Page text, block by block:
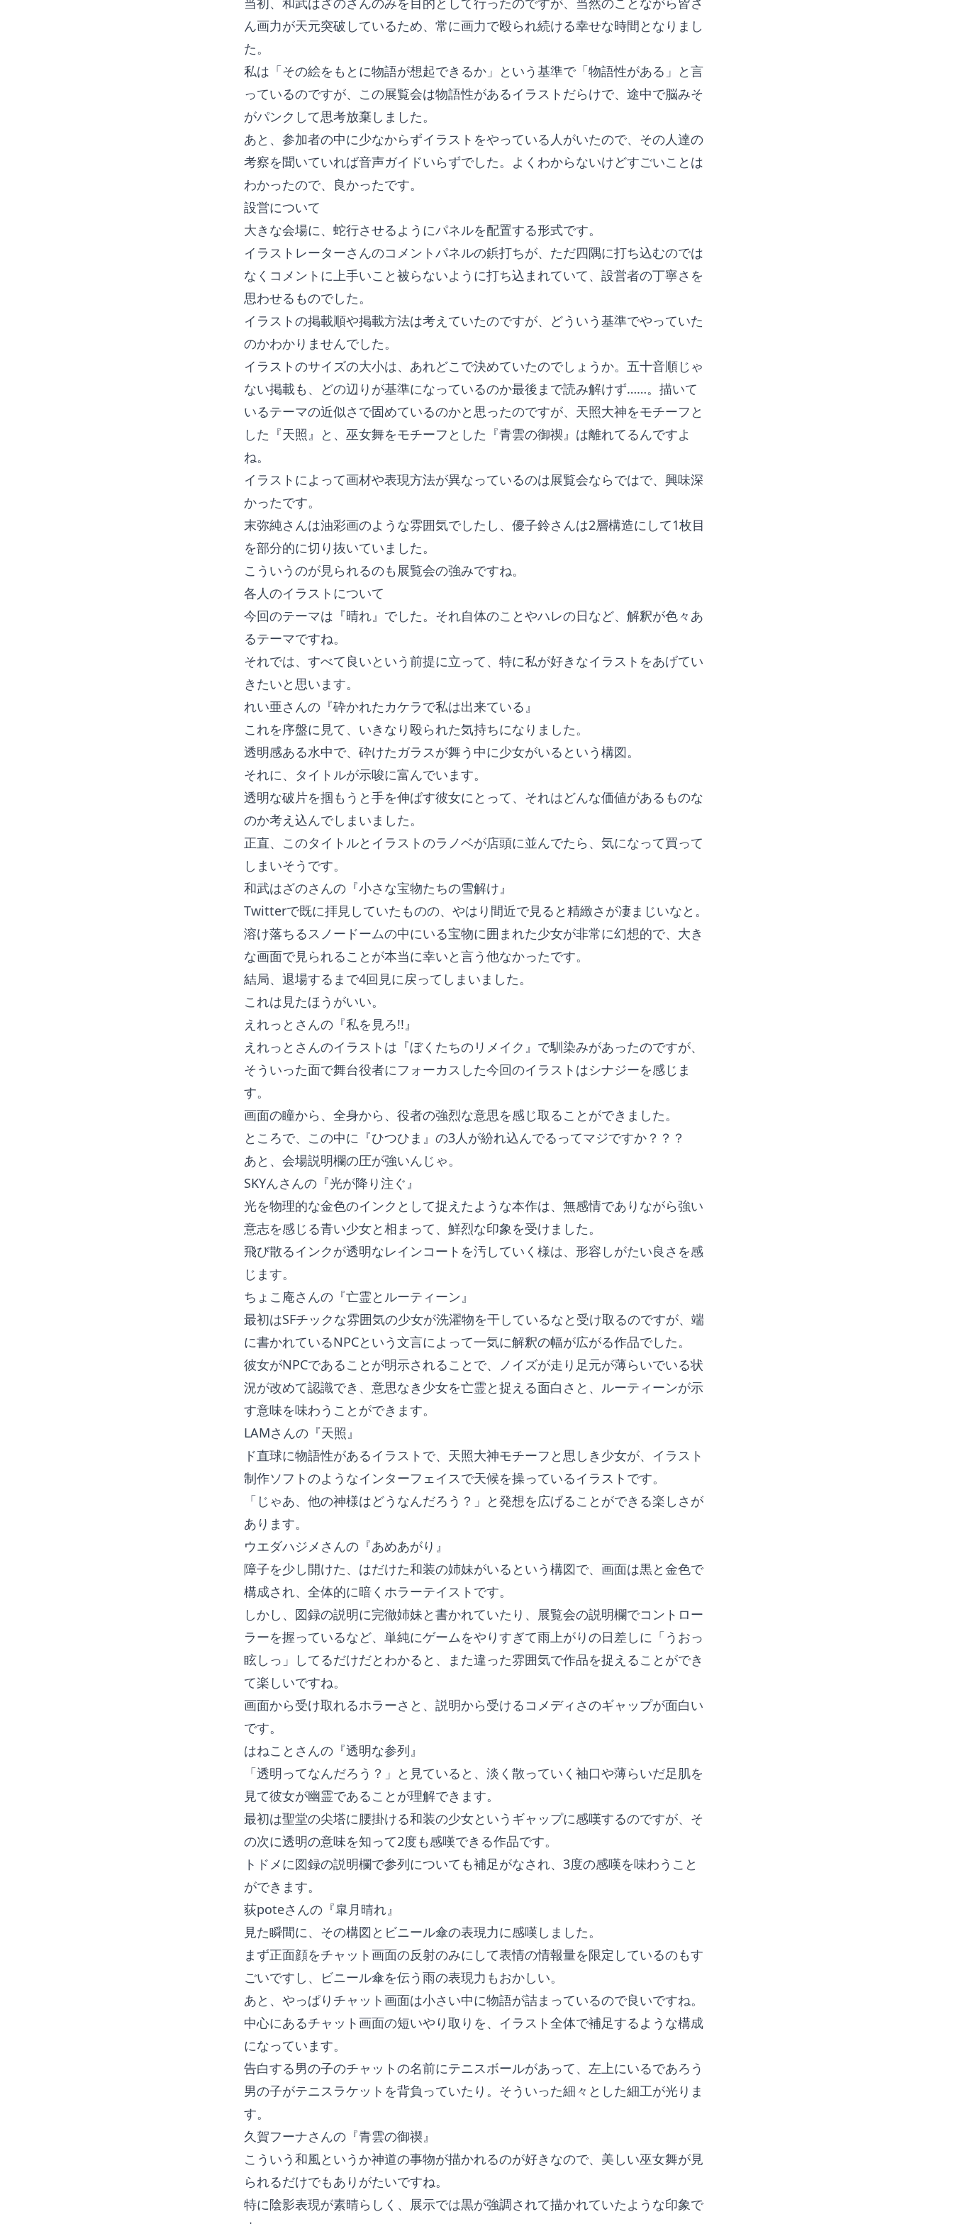
ん画力が天元突破しているため、常に画力で殴られ続ける幸せな時間となりまし
た。
私は「その絵をもとに物語が想起できるか」という基準で「物語性がある」と言
っているのですが、この展覧会は物語性があるイラストだらけで、途中で脳みそ
がパンクして思考放棄しました。
あと、参加者の中に少なからずイラストをやっている人がいたので、その人達の
考察を聞いていれば音声ガイドいらずでした。よくわからないけどすごいことは
わかったので、良かったです。
設営について
大きな会場に、蛇行させるようにパネルを配置する形式です。
イラストレーターさんのコメントパネルの鋲打ちが、ただ四隅に打ち込むのでは
なくコメントに上手いこと被らないように打ち込まれていて、設営者の丁寧さを
思わせるものでした。
イラストの掲載順や掲載方法は考えていたのですが、どういう基準でやっていた
のかわかりませんでした。
イラストのサイズの大小は、あれどこで決めていたのでしょうか。五十音順じゃ
ない掲載も、どの辺りが基準になっているのか最後まで読み解けず……。描いて
いるテーマの近似さで固めているのかと思ったのですが、天照大神をモチーフと
した『天照』と、巫女舞をモチーフとした『青雲の御禊』は離れてるんですよ
ね。
イラストによって画材や表現方法が異なっているのは展覧会ならではで、興味深
かったです。
末弥純さんは油彩画のような雰囲気でしたし、優子鈴さんは2層構造にして1枚目
を部分的に切り抜いていました。
こういうのが見られるのも展覧会の強みですね。
各人のイラストについて
今回のテーマは『晴れ』でした。それ自体のことやハレの日など、解釈が色々あ
るテーマですね。
それでは、すべて良いという前提に立って、特に私が好きなイラストをあげてい
きたいと思います。
れい亜さんの『砕かれたカケラで私は出来ている』
これを序盤に見て、いきなり殴られた気持ちになりました。
透明感ある水中で、砕けたガラスが舞う中に少女がいるという構図。
それに、タイトルが示唆に富んでいます。
透明な破片を掴もうと手を伸ばす彼女にとって、それはどんな価値があるものな
のか考え込んでしまいました。
正直、このタイトルとイラストのラノベが店頭に並んでたら、気になって買って
しまいそうです。
和武はざのさんの『小さな宝物たちの雪解け』
Twitterで既に拝見していたものの、やはり間近で見ると精緻さが凄まじいなと。
溶け落ちるスノードームの中にいる宝物に囲まれた少女が非常に幻想的で、大き
な画面で見られることが本当に幸いと言う他なかったです。
結局、退場するまで4回見に戻ってしまいました。
これは見たほうがいい。
えれっとさんの『私を見ろ!!』
えれっとさんのイラストは『ぼくたちのリメイク』で馴染みがあったのですが、
そういった面で舞台役者にフォーカスした今回のイラストはシナジーを感じま
す。
画面の瞳から、全身から、役者の強烈な意思を感じ取ることができました。
ところで、この中に『ひつひま』の3人が紛れ込んでるってマジですか？？？
あと、会場説明欄の圧が強いんじゃ。
SKYんさんの『光が降り注ぐ』
光を物理的な金色のインクとして捉えたような本作は、無感情でありながら強い
意志を感じる青い少女と相まって、鮮烈な印象を受けました。
飛び散るインクが透明なレインコートを汚していく様は、形容しがたい良さを感
じます。
ちょこ庵さんの『亡霊とルーティーン』
最初はSFチックな雰囲気の少女が洗濯物を干しているなと受け取るのですが、端
に書かれているNPCという文言によって一気に解釈の幅が広がる作品でした。
彼女がNPCであることが明示されることで、ノイズが走り足元が薄らいでいる状
況が改めて認識でき、意思なき少女を亡霊と捉える面白さと、ルーティーンが示
す意味を味わうことができます。
LAMさんの『天照』
ド直球に物語性があるイラストで、天照大神モチーフと思しき少女が、イラスト
制作ソフトのようなインターフェイスで天候を操っているイラストです。
「じゃあ、他の神様はどうなんだろう？」と発想を広げることができる楽しさが
あります。
ウエダハジメさんの『あめあがり』
障子を少し開けた、はだけた和装の姉妹がいるという構図で、画面は黒と金色で
構成され、全体的に暗くホラーテイストです。
しかし、図録の説明に完徹姉妹と書かれていたり、展覧会の説明欄でコントロー
ラーを握っているなど、単純にゲームをやりすぎて雨上がりの日差しに「うおっ
眩しっ」してるだけだとわかると、また違った雰囲気で作品を捉えることができ
て楽しいですね。
画面から受け取れるホラーさと、説明から受けるコメディさのギャップが面白い
です。
はねことさんの『透明な参列』
「透明ってなんだろう？」と見ていると、淡く散っていく袖口や薄らいだ足肌を
見て彼女が幽霊であることが理解できます。
最初は聖堂の尖塔に腰掛ける和装の少女というギャップに感嘆するのですが、そ
の次に透明の意味を知って2度も感嘆できる作品です。
トドメに図録の説明欄で参列についても補足がなされ、3度の感嘆を味わうこと
ができます。
荻poteさんの『皐月晴れ』
見た瞬間に、その構図とビニール傘の表現力に感嘆しました。
まず正面顔をチャット画面の反射のみにして表情の情報量を限定しているのもす
ごいですし、ビニール傘を伝う雨の表現力もおかしい。
あと、やっぱりチャット画面は小さい中に物語が詰まっているので良いですね。
中心にあるチャット画面の短いやり取りを、イラスト全体で補足するような構成
になっています。
告白する男の子のチャットの名前にテニスボールがあって、左上にいるであろう
男の子がテニスラケットを背負っていたり。そういった細々とした細工が光りま
す。
久賀フーナさんの『青雲の御禊』
こういう和風というか神道の事物が描かれるのが好きなので、美しい巫女舞が見
られるだけでもありがたいですね。
特に陰影表現が素晴らしく、展示では黒が強調されて描かれていたような印象で